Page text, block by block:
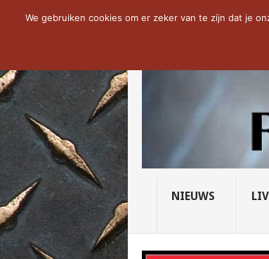
NOW TRENDING: THE
NIEUWS
We gebruiken cookies om er zeker van te zijn dat je